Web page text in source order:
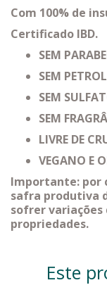
Com 100% de
Certificado IBD.
SEM
SEM
SEM
SEM
LIVRE DE
VEGANO E
Importante: por
safra produtiva
sofrer variações
propriedades.
Este